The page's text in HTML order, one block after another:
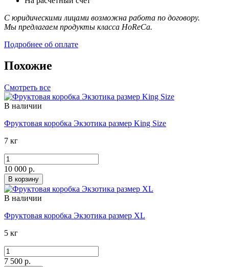
С юридическими лицами возможна работа по договору.
Мы предлагаем продукты класса HoReCa.
Подробнее об оплате
Похожие
Смотреть все
В наличии
Фруктовая коробка Экзотика размер King Size
7 кг
10 000 р.
В корзину
В наличии
Фруктовая коробка Экзотика размер XL
5 кг
7 500 р.